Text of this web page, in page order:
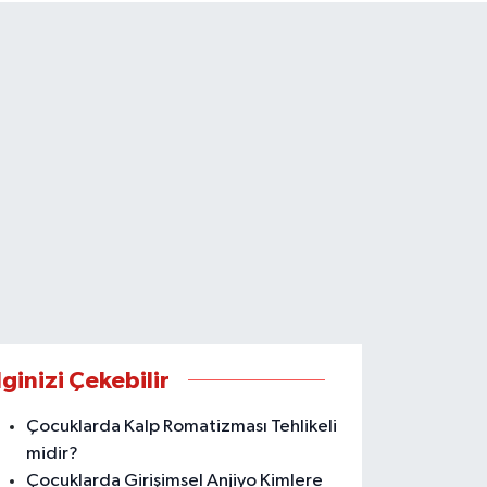
Çekebilir
Çocuklarda Kalp Romatizması Tehlikeli
midir?
Çocuklarda Girişimsel Anjiyo Kimlere